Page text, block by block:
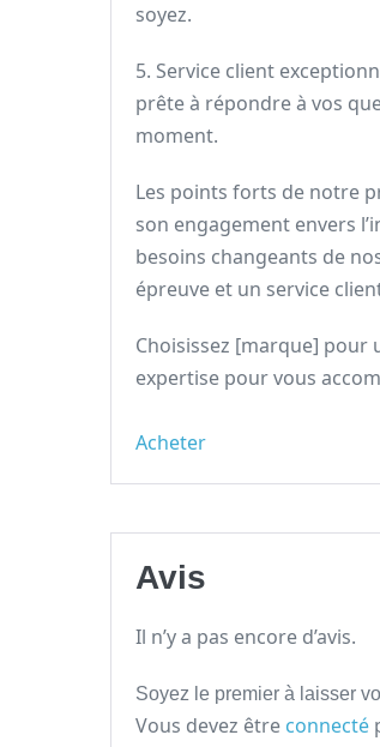
soyez.
5. Service client
prête à répondre à vos
moment.
Les points forts de notre
son engagement envers
besoins changeants de
épreuve et un service
Choisissez [marque] pour
expertise pour vous
Acheter
Avis
Il n’y a pas encore d’avis.
Soyez le premier à laisser
Vous devez être connecté